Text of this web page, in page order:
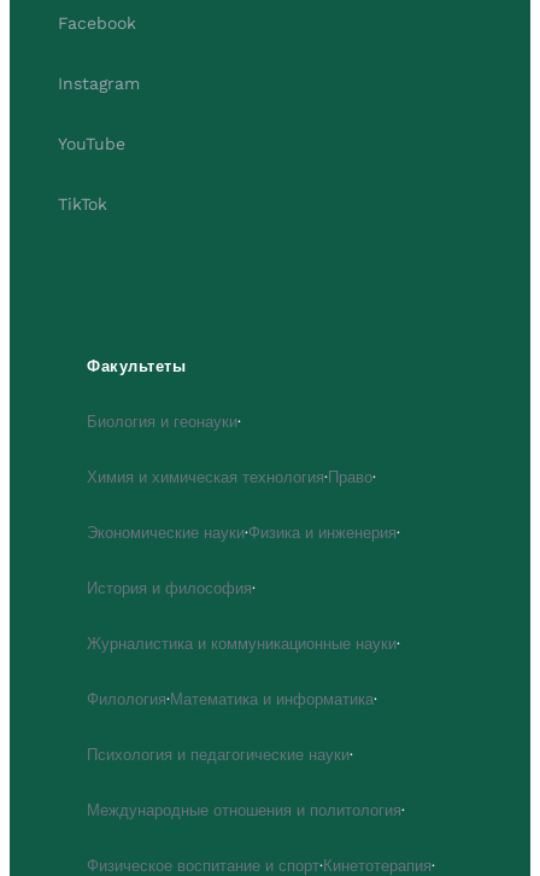
Facebook
Instagram
YouTube
TikTok
Факультеты
Биология и геонауки·
Химия и химическая технология·Право·
Экономические науки·Физика и инженерия·
История и философия·
Журналистика и коммуникационные науки·
Филология·Математика и информатика·
Психология и педагогические науки·
Международные отношения и политология·
Физическое воспитание и спорт·Кинетотерапия·